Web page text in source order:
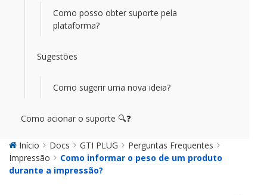
Como posso obter suporte pela
plataforma?
Sugestões
Como sugerir uma nova ideia?
Como acionar o suporte 🔍❓
Início Docs GTI PLUG
Perguntas Frequentes
Impressão
Como informar o peso de um produto
durante a impressão?